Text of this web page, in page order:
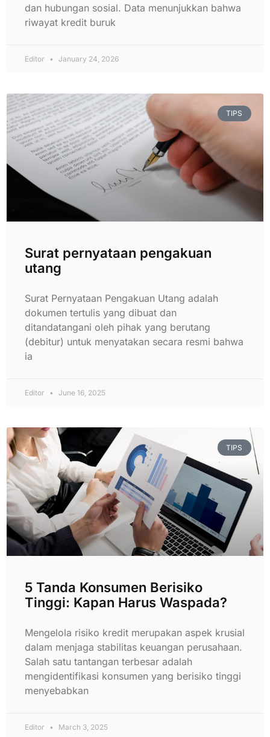
dan hubungan sosial. Data menunjukkan bahwa
riwayat kredit buruk
Editor January 24, 2026
TIPS
Surat pernyataan pengakuan
utang
Surat Pernyataan Pengakuan Utang adalah
dokumen tertulis yang dibuat dan
ditandatangani oleh pihak yang berutang
(debitur) untuk menyatakan secara resmi bahwa
ia
Editor June 16, 2025
TIPS
5 Tanda Konsumen Berisiko
Tinggi: Kapan Harus Waspada?
Mengelola risiko kredit merupakan aspek krusial
dalam menjaga stabilitas keuangan perusahaan.
Salah satu tantangan terbesar adalah
mengidentifikasi konsumen yang berisiko tinggi
menyebabkan
Editor March 3, 2025